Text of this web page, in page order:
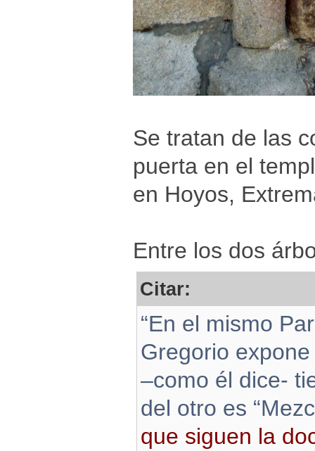
Se tratan de las
puerta en el
en Hoyos,
Entre los dos
Citar:
“En el mismo
Gregorio
–como él dice-
del otro es
que siguen la